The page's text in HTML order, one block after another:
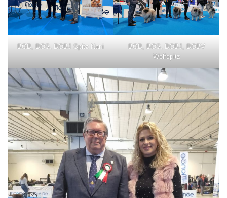
BOB, BOS, BOBJ Spitz Nani
BOB, BOS, BOBJ, BOBV
Wolfspitz